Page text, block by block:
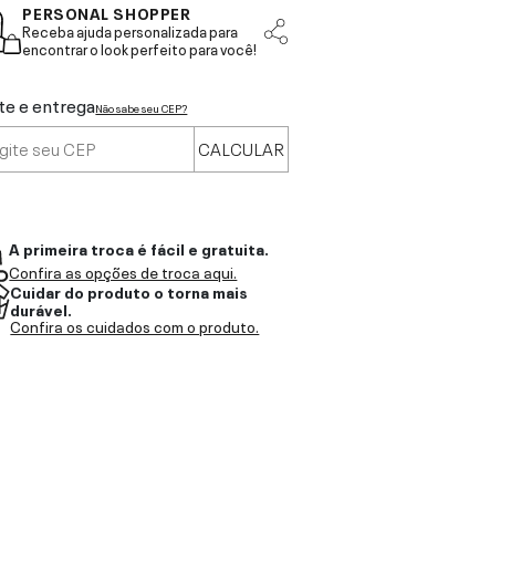
PERSONAL SHOPPER
Receba ajuda personalizada para
encontrar o look perfeito para você!
e entregaNão sabe seu CEP?
CALCULAR
A primeira troca é fácil e gratuita.
Confira as opções de troca aqui.
Cuidar do produto o torna mais
durável.
Confira os cuidados com o produto.